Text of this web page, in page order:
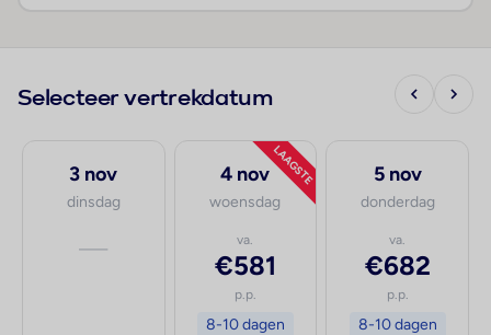
Selecteer vertrekdatum
3 nov
dinsdag
—
LAAGSTE
4 nov
woensdag
va.
€581
p.p.
8-10 dagen
5 nov
donderdag
va.
€682
p.p.
8-10 dagen